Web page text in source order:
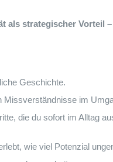
als strategischer Vorteil
Geschichte.
Missverständnisse im
die du sofort im Alltag
wie viel Potenzial